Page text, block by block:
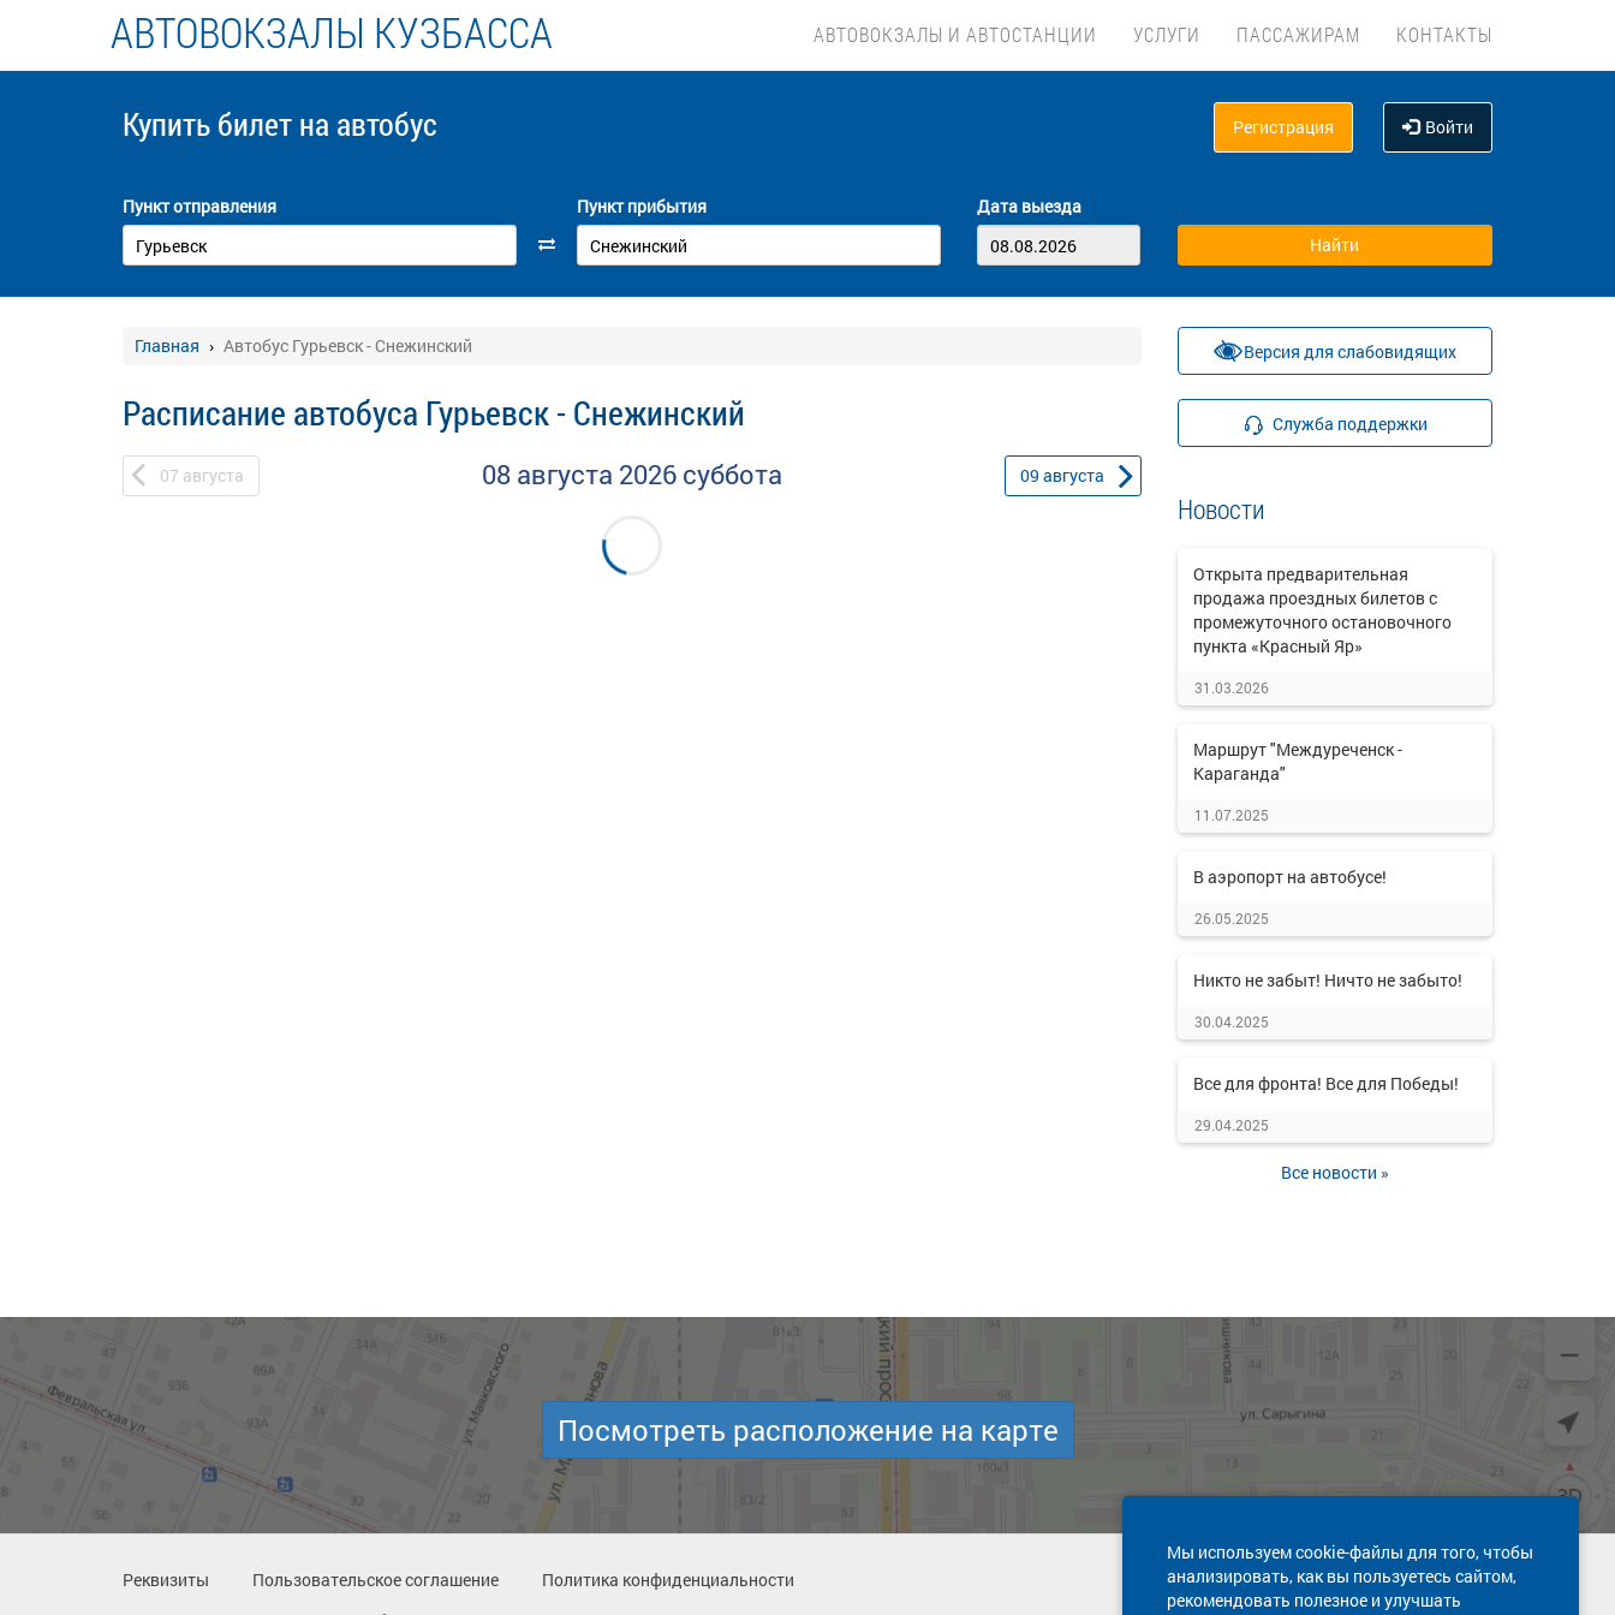
АВТОВОКЗАЛЫ КУЗБАССА АВТОВОКЗАЛЫ И АВТОСТАНЦИИ УСЛУГИ ПАССАЖИРАМ КОНТАКТЫ
Купить билет на автобус Регистрация Войти
Пункт отправления Пункт прибытия Дата выезда
Главная Автобус Гурьевск - Снежинский
Расписание автобуса Гурьевск - Снежинский
07 августа 08 августа 2026 суббота 09 августа
Версия для слабовидящих
Служба поддержки
Новости
Открыта предварительная
продажа проездных билетов с
промежуточного остановочного
пункта «Красный Яр»
31.03.2026
Маршрут "Междуреченск -
Караганда"
11.07.2025
В аэропорт на автобусе!
26.05.2025
Никто не забыт! Ничто не забыто!
30.04.2025
Все для фронта! Все для Победы!
29.04.2025
Все новости »
Мы используем cookie-файлы для того, чтобы
анализировать, как вы пользуетесь сайтом,
рекомендовать полезное и улучшать
Посмотреть расположение на карте
Реквизиты Пользовательское соглашение
Политика конфиденциальности
Техническая поддержка сайта